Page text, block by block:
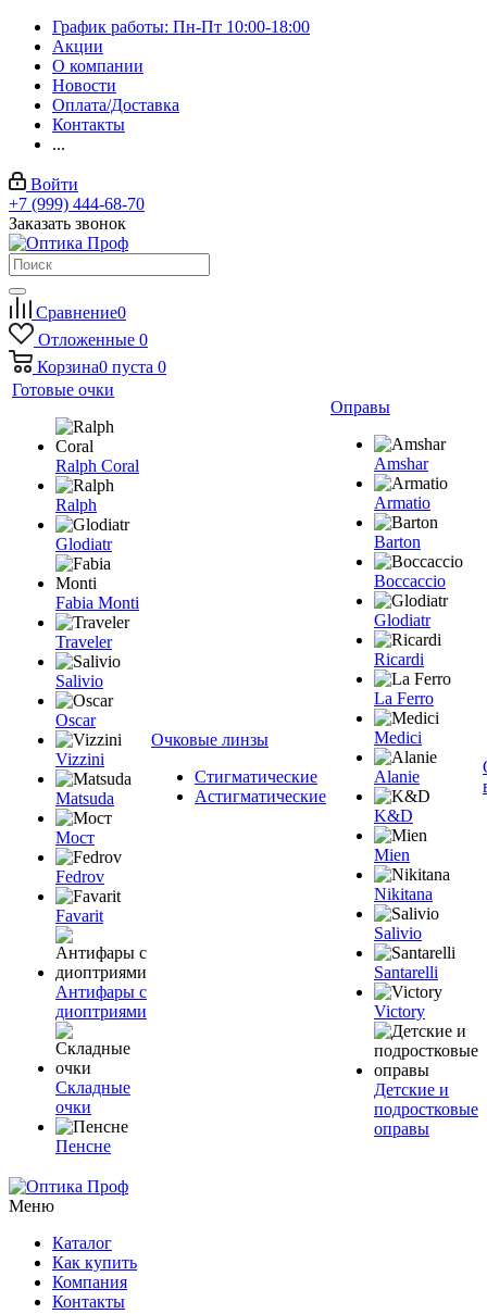
График работы: Пн-Пт 10:00-18:00
Акции
О компании
Новости
Оплата/Доставка
Контакты
...
Войти
+7 (999) 444-68-70
Заказать звонок
Сравнение0
Отложенные 0
Корзина0 пуста 0
Готовые очки
Ralph Coral
Ralph
Glodiatr
Fabia Monti
Traveler
Salivio
Oscar
Vizzini
Matsuda
Мост
Fedrov
Favarit
Антифары с
диоптриями
Складные
очки
Пенсне
Очковые линзы
Стигматические
Астигматические
Оправы
Amshar
Armatio
Barton
Boccaccio
Glodiatr
Ricardi
La Ferro
Medici
Alanie
K&D
Mien
Nikitana
Salivio
Santarelli
Victory
Детские и
подростковые
оправы
Меню
Каталог
Как купить
Компания
Контакты